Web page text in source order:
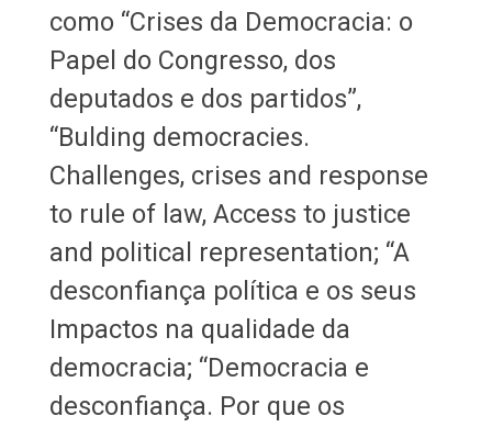
como “Crises da Democracia: o
Papel do Congresso, dos
deputados e dos partidos”,
“Bulding democracies.
Challenges, crises and response
to rule of law, Access to justice
and political representation; “A
desconfiança política e os seus
Impactos na qualidade da
democracia; “Democracia e
desconfiança. Por que os